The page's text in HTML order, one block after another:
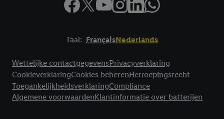
Taal: FrançaisNederlands
Wettelijke contactgegevensPrivacyverklaring
CookieverklaringCookies beherenHerroepingsrecht
ToegankelijkheidsverklaringCompliance
Algemene voorwaardenKlantinformatie over batterijen